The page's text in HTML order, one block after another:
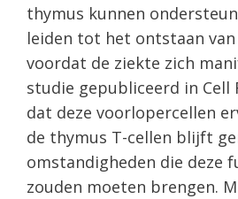
thymus kunnen
leiden tot het ontstaan
voordat de ziekte zich
studie gepubliceerd in
dat deze voorlopercellen
de thymus T-cellen blijft
omstandigheden die deze
zouden moeten brengen.